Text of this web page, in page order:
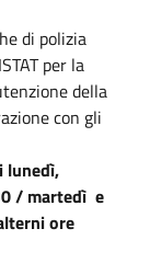
di polizia
per la
della
con gli
lunedì,
/ martedì e
ore